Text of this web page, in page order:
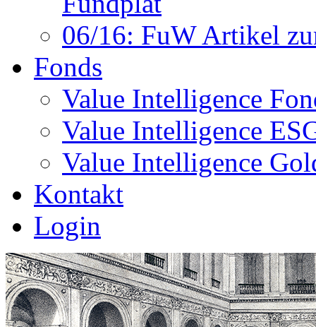
06/16: FuW Artikel
Fonds
Value Intelligence
Value Intelligence
Value Intelligence
Kontakt
Login